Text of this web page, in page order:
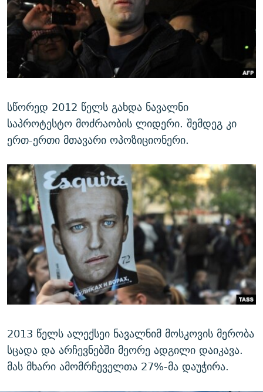
სწორედ 2012 წელს გახდა ნავალნი
საპროტესტო მოძრაობის ლიდერი. შემდეგ კი
ერთ-ერთი მთავარი ოპოზიციონერი.
2013 წელს ალექსეი ნავალნიმ მოსკოვის მერობა
სცადა და არჩევნებში მეორე ადგილი დაიკავა.
მას მხარი ამომრჩეველთა 27%-მა დაუჭირა.